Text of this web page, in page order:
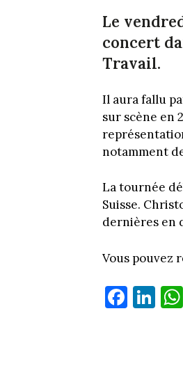
Le
concert
Travail.
Il aura fallu
sur scène en
notamment
La tournée
Suisse.
dernières en
Vous pouvez
Fa
ce
Li
nk